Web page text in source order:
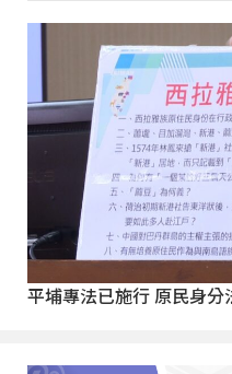
平埔專法已施行 原民身分